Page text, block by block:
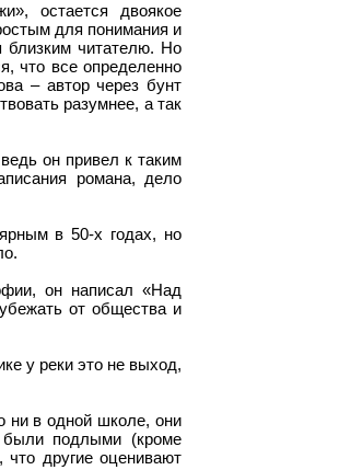
остается двоякое
для понимания и
близким читателю. Но
что все определенно
– автор через бунт
разумнее, а так
он привел к таким
романа, дело
в 50-х годах, но
он написал «Над
от общества и
у реки это не выход,
ни в одной школе, они
подлыми (кроме
другие оценивают